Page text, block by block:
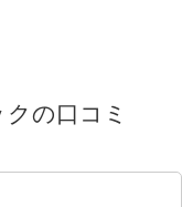
の口コミ